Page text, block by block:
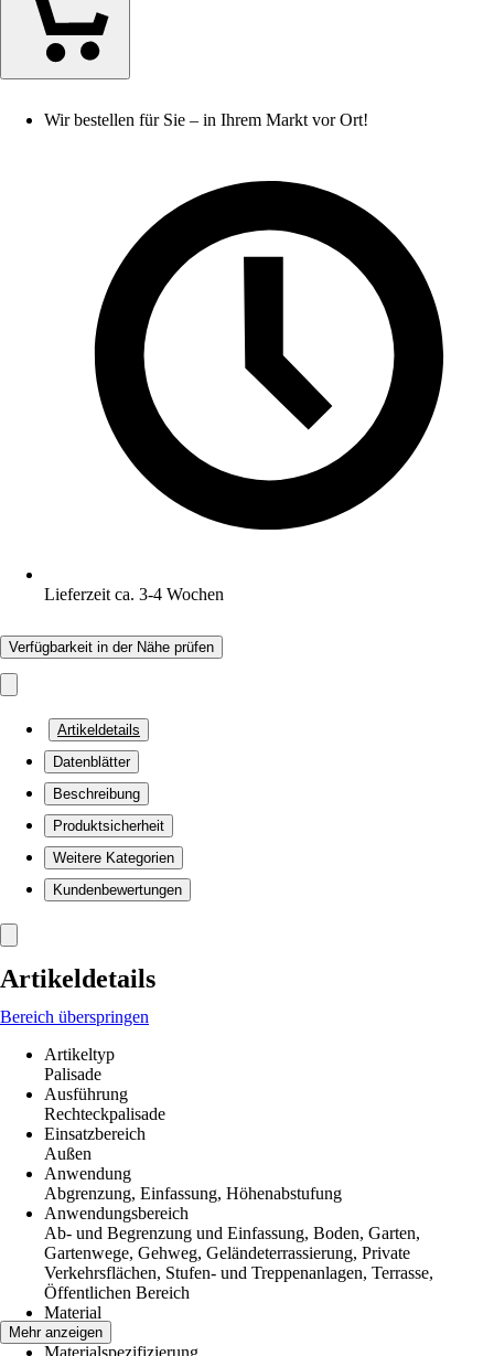
Wir bestellen für Sie – in Ihrem Markt vor Ort!
Lieferzeit ca. 3-4 Wochen
Verfügbarkeit in der Nähe prüfen
Artikeldetails
Datenblätter
Beschreibung
Produktsicherheit
Weitere Kategorien
Kundenbewertungen
Artikeldetails
Bereich überspringen
Artikeltyp
Palisade
Ausführung
Rechteckpalisade
Einsatzbereich
Außen
Anwendung
Abgrenzung, Einfassung, Höhenabstufung
Anwendungsbereich
Ab- und Begrenzung und Einfassung, Boden, Garten,
Gartenwege, Gehweg, Geländeterrassierung, Private
Verkehrsflächen, Stufen- und Treppenanlagen, Terrasse,
Öffentlichen Bereich
Material
Beton
Materialspezifizierung
Mehr anzeigen